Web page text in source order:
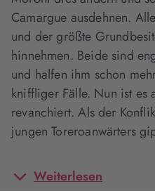
Camargue ausdehnen.
und der größte
hinnehmen. Beide sind
und halfen ihm schon
kniffliger Fälle. Nun ist es
revanchiert. Als der
jungen Toreroanwärters
Weiterlesen